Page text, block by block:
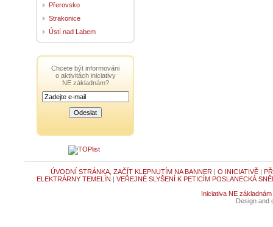
Přerovsko
Strakonice
Ústí nad Labem
Chcete být informováni
o aktivitách iniciativy
NE základnám?
ÚVODNÍ STRÁNKA, ZAČÍT KLEPNUTÍM NA BANNER | O INICIATIVĚ|
ELEKTRÁRNY TEMELÍN | VEŘEJNÉ SLYŠENÍ K PETICÍM POSLANECKÁ
Iniciativa NE základnám
Design and